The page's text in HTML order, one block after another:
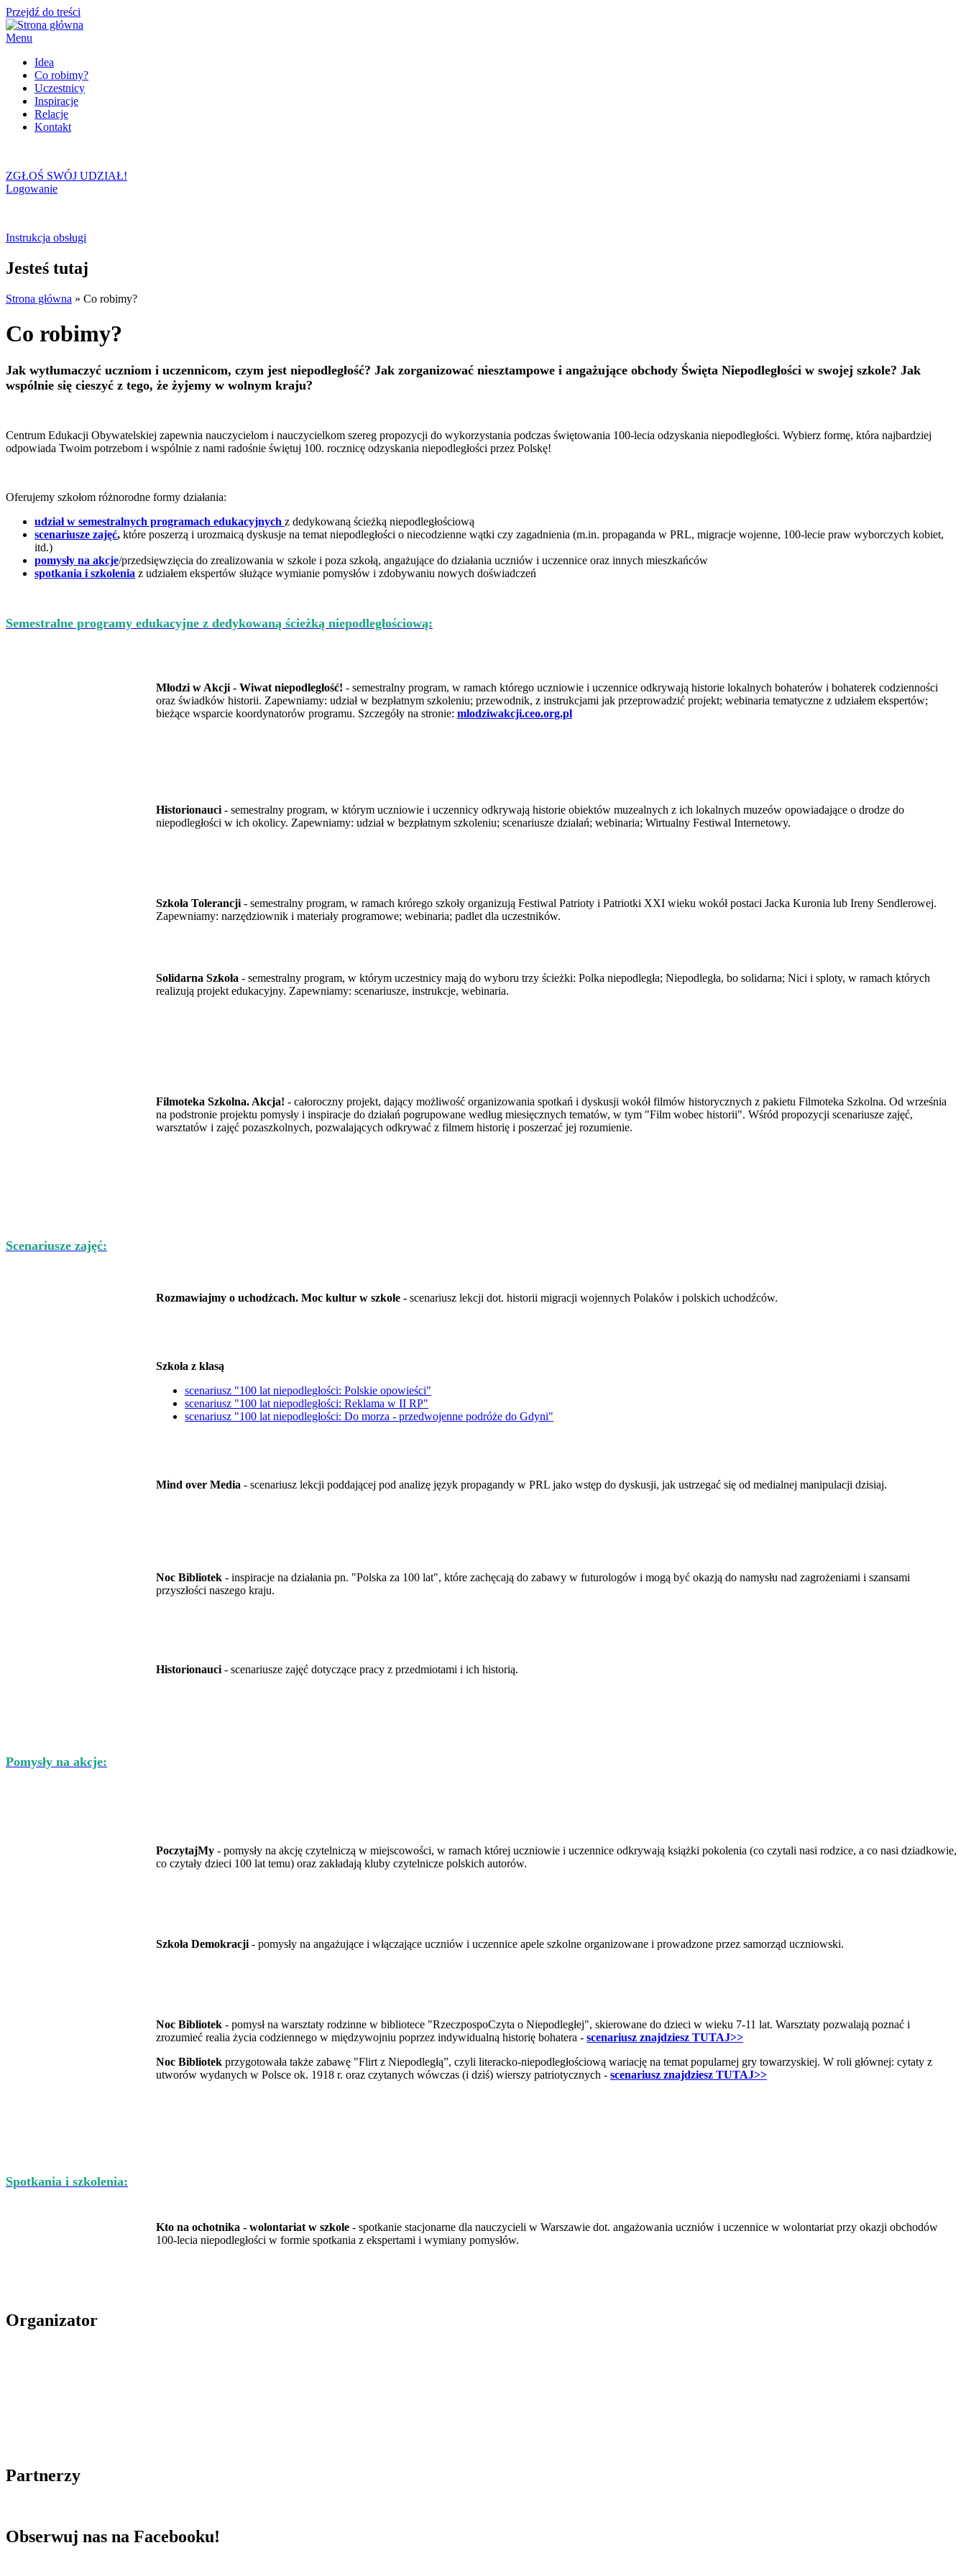
Przejdź do treści
Menu
Idea
Co robimy?
Uczestnicy
Inspiracje
Relacje
Kontakt
ZGŁOŚ SWÓJ UDZIAŁ!
Logowanie
Instrukcja obsługi
Jesteś tutaj
Strona główna » Co robimy?
Co robimy?
Jak wytłumaczyć uczniom i uczennicom, czym jest niepodległość? Jak zorganizować niesztampowe i angażujące obchody Święta Niepodległości w swojej szkole? Jak
wspólnie się cieszyć z tego, że żyjemy w wolnym kraju?
Centrum Edukacji Obywatelskiej zapewnia nauczycielom i nauczycielkom szereg propozycji do wykorzystania podczas świętowania 100-lecia odzyskania niepodległości. Wybierz formę, która najbardziej
odpowiada Twoim potrzebom i wspólnie z nami radośnie świętuj 100. rocznicę odzyskania niepodległości przez Polskę!
Oferujemy szkołom różnorodne formy działania:
udział w semestralnych programach edukacyjnych z dedykowaną ścieżką niepodległościową
scenariusze zajęć, które poszerzą i urozmaicą dyskusje na temat niepodległości o niecodzienne wątki czy zagadnienia (m.in. propaganda w PRL, migracje wojenne, 100-lecie praw wyborczych kobiet,
itd.)
pomysły na akcje/przedsięwzięcia do zrealizowania w szkole i poza szkołą, angażujące do działania uczniów i uczennice oraz innych mieszkańców
spotkania i szkolenia z udziałem ekspertów służące wymianie pomysłów i zdobywaniu nowych doświadczeń
Semestralne programy edukacyjne z dedykowaną ścieżką niepodległościową:
Młodzi w Akcji - Wiwat niepodległość! - semestralny program, w ramach którego uczniowie i uczennice odkrywają historie lokalnych bohaterów i bohaterek codzienności
oraz świadków historii. Zapewniamy: udział w bezpłatnym szkoleniu; przewodnik, z instrukcjami jak przeprowadzić projekt; webinaria tematyczne z udziałem ekspertów;
bieżące wsparcie koordynatorów programu. Szczegóły na stronie: mlodziwakcji.ceo.org.pl
Historionauci - semestralny program, w którym uczniowie i uczennicy odkrywają historie obiektów muzealnych z ich lokalnych muzeów opowiadające o drodze do
niepodległości w ich okolicy. Zapewniamy: udział w bezpłatnym szkoleniu; scenariusze działań; webinaria; Wirtualny Festiwal Internetowy.
Szkoła Tolerancji - semestralny program, w ramach krórego szkoły organizują Festiwal Patrioty i Patriotki XXI wieku wokół postaci Jacka Kuronia lub Ireny Sendlerowej.
Zapewniamy: narzędziownik i materiały programowe; webinaria; padlet dla uczestników.
Solidarna Szkoła - semestralny program, w którym uczestnicy mają do wyboru trzy ścieżki: Polka niepodległa; Niepodległa, bo solidarna; Nici i sploty, w ramach których
realizują projekt edukacyjny. Zapewniamy: scenariusze, instrukcje, webinaria.
Filmoteka Szkolna. Akcja! - całoroczny projekt, dający możliwość organizowania spotkań i dyskusji wokół filmów historycznych z pakietu Filmoteka Szkolna. Od września
na podstronie projektu pomysły i inspiracje do działań pogrupowane według miesięcznych tematów, w tym "Film wobec historii". Wśród propozycji scenariusze zajęć,
warsztatów i zajęć pozaszkolnych, pozwalających odkrywać z filmem historię i poszerzać jej rozumienie.
Scenariusze zajęć:
Rozmawiajmy o uchodźcach. Moc kultur w szkole - scenariusz lekcji dot. historii migracji wojennych Polaków i polskich uchodźców.
Szkoła z klasą
scenariusz "100 lat niepodległości: Polskie opowieści"
scenariusz "100 lat niepodległości: Reklama w II RP"
scenariusz "100 lat niepodległości: Do morza - przedwojenne podróże do Gdyni"
Mind over Media - scenariusz lekcji poddającej pod analizę język propagandy w PRL jako wstęp do dyskusji, jak ustrzegać się od medialnej manipulacji dzisiaj.
Noc Bibliotek - inspiracje na działania pn. "Polska za 100 lat", które zachęcają do zabawy w futurologów i mogą być okazją do namysłu nad zagrożeniami i szansami
przyszłości naszego kraju.
Historionauci - scenariusze zajęć dotyczące pracy z przedmiotami i ich historią.
Pomysły na akcje:
PoczytajMy - pomysły na akcję czytelniczą w miejscowości, w ramach której uczniowie i uczennice odkrywają książki pokolenia (co czytali nasi rodzice, a co nasi dziadkowie,
co czytały dzieci 100 lat temu) oraz zakładają kluby czytelnicze polskich autorów.
Szkoła Demokracji - pomysły na angażujące i włączające uczniów i uczennice apele szkolne organizowane i prowadzone przez samorząd uczniowski.
Noc Bibliotek - pomysł na warsztaty rodzinne w bibliotece "RzeczpospoCzyta o Niepodległej", skierowane do dzieci w wieku 7-11 lat. Warsztaty pozwalają poznać i
zrozumieć realia życia codziennego w międzywojniu poprzez indywidualną historię bohatera - scenariusz znajdziesz TUTAJ>>
Noc Bibliotek przygotowała także zabawę "Flirt z Niepodległą”, czyli literacko-niepodległościową wariację na temat popularnej gry towarzyskiej. W roli głównej: cytaty z
utworów wydanych w Polsce ok. 1918 r. oraz czytanych wówczas (i dziś) wierszy patriotycznych - scenariusz znajdziesz TUTAJ>>
Spotkania i szkolenia:
Kto na ochotnika - wolontariat w szkole - spotkanie stacjonarne dla nauczycieli w Warszawie dot. angażowania uczniów i uczennice w wolontariat przy okazji obchodów
100-lecia niepodległości w formie spotkania z ekspertami i wymiany pomysłów.
Organizator
Partnerzy
Obserwuj nas na Facebooku!